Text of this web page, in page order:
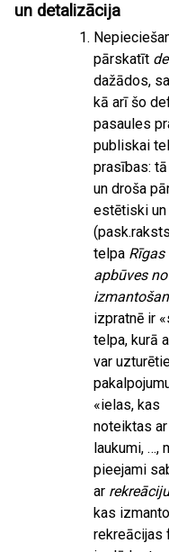
un detalizācija
pārskatīt
dažādos,
kā arī šo
pasaules
publiskai
prasības:
un droša
estētiski
telpa
apbūves
izpratnē ir
telpa, kurā
var
«ielas, kas
noteiktas
laukumi, …,
pieejami
ar rekreāciju
kas
rekreācijas